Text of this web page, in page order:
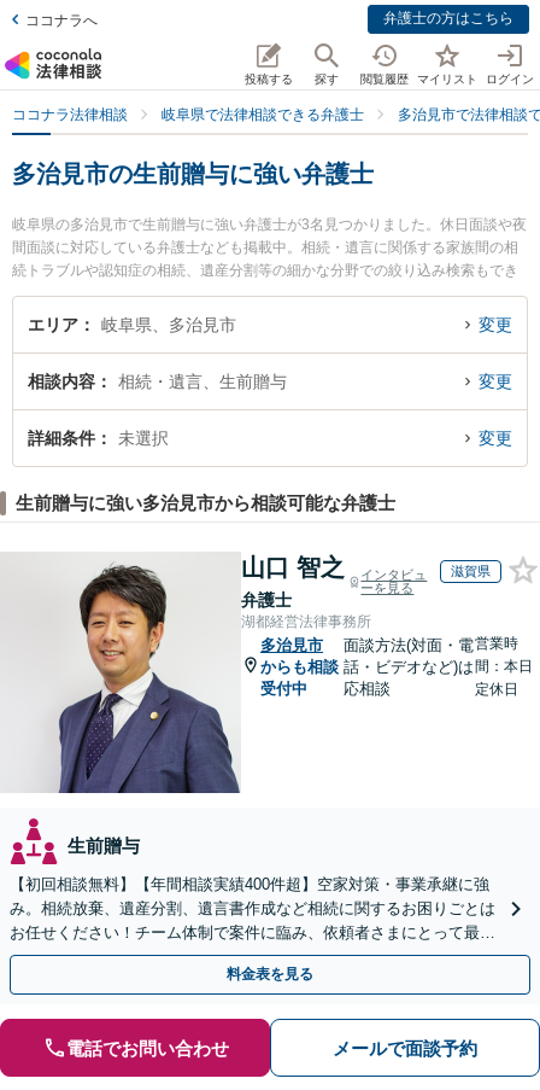
ココナラへ 弁護士の方はこちら
投稿する 探す 閲覧履歴 マイリスト ログイン
ココナラ法律相談 岐阜県で法律相談できる弁護士 多治見市で法律相談
多治見市の生前贈与に強い弁護士
岐阜県の多治見市で生前贈与に強い弁護士が3名見つかりました。休日面談や夜
間面談に対応している弁護士なども掲載中。相続・遺言に関係する家族間の相
続トラブルや認知症の相続、遺産分割等の細かな分野での絞り込み検索もでき
便利です。特に多治見さかえ法律事務所の藤田 聖典弁護士や白ゆり総合法律事
務所の竹内 小百合弁護士、多治見さかえ法律事務所の矢野 沙織弁護士のプロフ
与のトラブル解決の実績豊富な近くの弁護士を検索したい』『初回相談無料で
生前贈与を法律相談できる多治見市内の弁護士に相談予約したい』などでお困
りの相談者さんにおすすめです。
エリア 岐阜県、多治見市 変更
相談内容 相続・遺言、生前贈与 変更
詳細条件 未選択 変更
生前贈与に強い多治見市から相談可能な弁護士
山口 智之
弁護士
インタビュ
ーを見る
滋賀県
湖都経営法律事務所
多治見市
からも相談
受付中
面談方法(対面・電
話・ビデオなど)は
応相談
営業時
間：本日
定休日
生前贈与
【初回相談無料】【年間相談実績400件超】空家対策・事業承継に強
み。相続放棄、遺産分割、遺言書作成など相続に関するお困りごとは
お任せください！チーム体制で案件に臨み、依頼者さまにとって最善
の解決を目指します【堅田駅4分】【無料駐車場あり】
料金表を見る
電話でお問い合わせ メールで面談予約